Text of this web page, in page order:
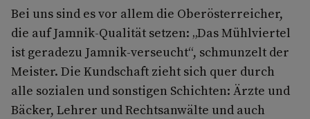
Bei uns sind es vor allem die Oberösterreicher,
die auf Jamnik-Qualität setzen: „Das Mühlviertel
ist geradezu Jamnik-verseucht“, schmunzelt der
Meister. Die Kundschaft zieht sich quer durch
alle sozialen und sonstigen Schichten: Ärzte und
Bäcker, Lehrer und Rechtsanwälte und auch